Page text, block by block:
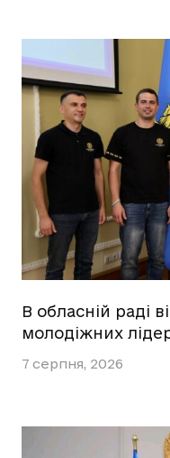
В обласній раді
молодіжних
7 серпня, 2026